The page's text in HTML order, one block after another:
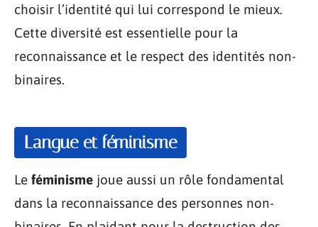
choisir l’identité qui lui correspond le mieux.
Cette diversité est essentielle pour la
reconnaissance et le respect des identités non-
binaires.
Langue et féminisme
Le féminisme joue aussi un rôle fondamental
dans la reconnaissance des personnes non-